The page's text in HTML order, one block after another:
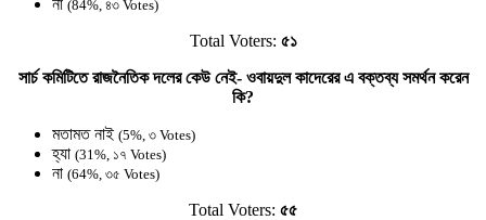
(84%, ৪৩ Votes)
Total Voters: ৫১
সার্চ কমিটিতে রাজনৈতিক দলের কেউ নেই- ওবায়দুল কাদেরের এ বক্তব্য সমর্থন করেন
কি?
মতামত নাই (5%, ৩ Votes)
হ্যা (31%, ১৭ Votes)
না (64%, ৩৫ Votes)
Total Voters: ৫৫